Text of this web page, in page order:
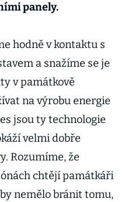
panely.
hodně v kontaktu s
a snažíme se je
v památkově
na výrobu energie
jsou ty technologie
velmi dobře
Rozumíme, že
chtějí památkáři
nemělo bránit tomu,